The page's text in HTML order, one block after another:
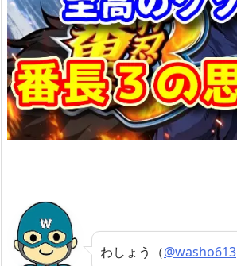
わしょう（@washo613